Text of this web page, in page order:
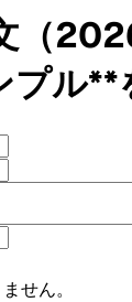
（
プル**
せん。